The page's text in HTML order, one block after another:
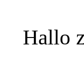
Hallo